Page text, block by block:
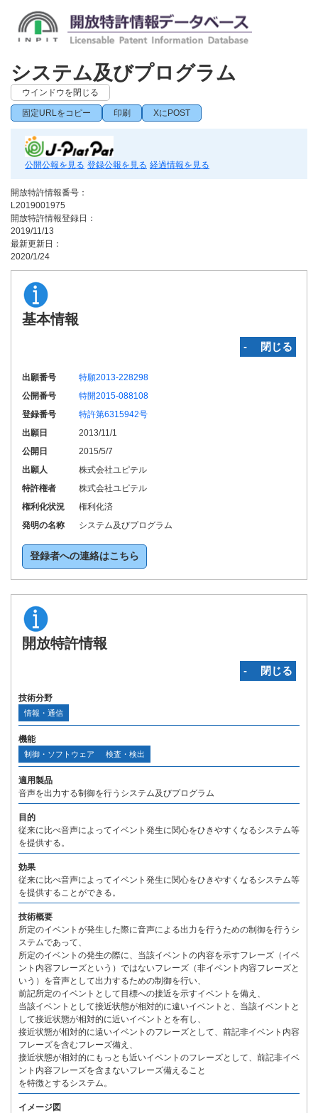
システム及びプログラム
ウインドウを閉じる
固定URLをコピー 印刷 XにPOST
公開公報を見る 登録公報を見る 経過情報を見る
開放特許情報番号：
L2019001975
開放特許情報登録日：
2019/11/13
最新更新日：
2020/1/24
基本情報
‐ 閉じる
出願番号
特願2013-228298
公開番号
特開2015-088108
登録番号
特許第6315942号
出願日
2013/11/1
公開日
2015/5/7
出願人
株式会社ユピテル
特許権者
株式会社ユピテル
権利化状況
権利化済
発明の名称
システム及びプログラム
登録者への連絡はこちら
開放特許情報
‐ 閉じる
技術分野
情報・通信
機能
制御・ソフトウェア 検査・検出
適用製品
音声を出力する制御を行うシステム及びプログラム
目的
従来に比べ音声によってイベント発生に関心をひきやすくなるシステム等
を提供する。
効果
従来に比べ音声によってイベント発生に関心をひきやすくなるシステム等
を提供することができる。
技術概要
所定のイベントが発生した際に音声による出力を行うための制御を行うシ
ステムであって、
所定のイベントの発生の際に、当該イベントの内容を示すフレーズ（イベ
ント内容フレーズという）ではないフレーズ（非イベント内容フレーズと
いう）を音声として出力するための制御を行い、
前記所定のイベントとして目標への接近を示すイベントを備え、
当該イベントとして接近状態が相対的に遠いイベントと、当該イベントと
して接近状態が相対的に近いイベントとを有し、
接近状態が相対的に遠いイベントのフレーズとして、前記非イベント内容
フレーズを含むフレーズ備え、
接近状態が相対的にもっとも近いイベントのフレーズとして、前記非イベ
ント内容フレーズを含まないフレーズ備えること
を特徴とするシステム。
イメージ図